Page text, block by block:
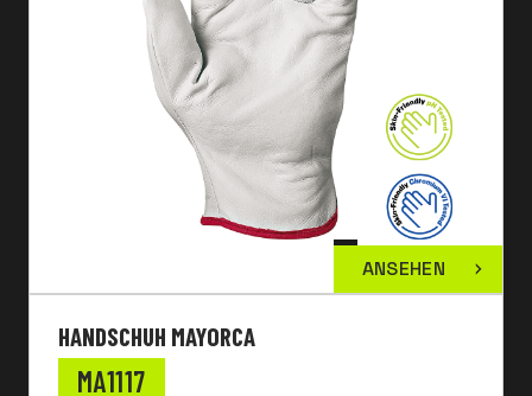
ANSEHEN
HANDSCHUH MAYORCA
MA1117